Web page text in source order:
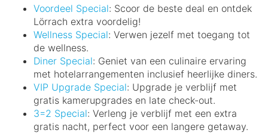
Voordeel Special: Scoor de beste deal en ontdek
Lörrach extra voordelig!
Wellness Special: Verwen jezelf met toegang tot
de wellness.
Diner Special: Geniet van een culinaire ervaring
met hotelarrangementen inclusief heerlijke diners.
VIP Upgrade Special: Upgrade je verblijf met
gratis kamerupgrades en late check-out.
3=2 Special: Verleng je verblijf met een extra
gratis nacht, perfect voor een langere getaway.